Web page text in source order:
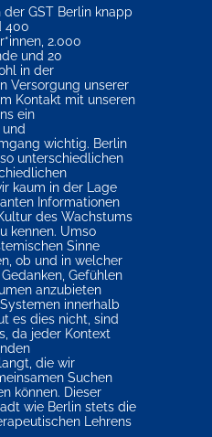
GST Berlin knapp
400
2.000
und 20
in der
Versorgung unserer
Kontakt mit unseren
ein
wichtig. Berlin
unterschiedlichen
kaum in der Lage
Informationen
des Wachstums
kennen. Umso
Sinne
ob und in welcher
Gefühlen
anzubieten
innerhalb
es dies nicht, sind
da jeder Kontext
die wir
Suchen
können. Dieser
wie Berlin stets die
Lehrens